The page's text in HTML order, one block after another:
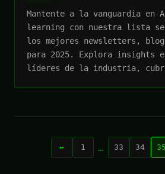
Mantente a la vanguardia en
learning con nuestra lista
los mejores newsletters,
para 2025. Explora insights
líderes de la industria,
← 1 … 33 34 35